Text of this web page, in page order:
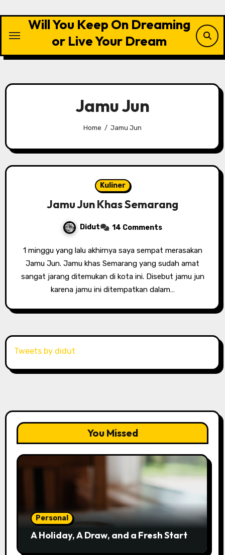
content
Will You Keep On Dreaming
or Live Your Dream
Jamu Jun
Home Jamu Jun
Kuliner
Jamu Jun Khas Semarang
Didut 14 Comments
1 minggu yang lalu akhirnya saya sempat merasakan
Jamu Jun. Jamu khas Semarang yang sudah amat
sangat jarang ditemukan di kota ini. Disebut jamu jun
karena jamu ini ditempatkan dalam…
Tweets by didut
You Missed
Personal
A Holiday, A Draw, and a Fresh Start